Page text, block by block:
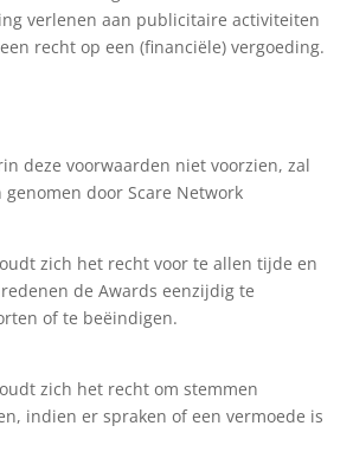
verlenen aan publicitaire activiteiten
recht op een (financiële) vergoeding.
deze voorwaarden niet voorzien, zal
door Scare Network
zich het recht voor te allen tijde en
de Awards eenzijdig te
of te beëindigen.
zich het recht om stemmen
indien er spraken of een vermoede is